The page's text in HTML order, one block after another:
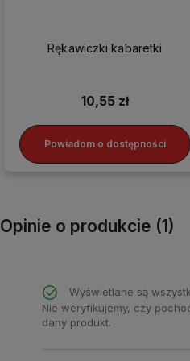
Rękawiczki kabaretki
10,55 zł
Powiadom o dostępności
Opinie o produkcie (1)
Wyświetlane są
Nie weryfikujemy, czy
dany produkt.